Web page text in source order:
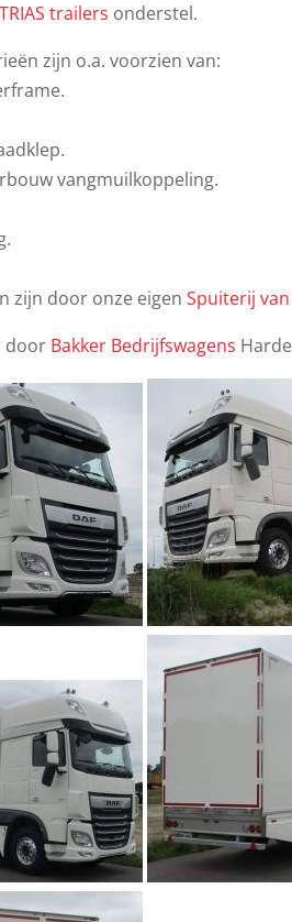
TRIAS trailers onderstel.
zijn o.a. voorzien van:
vangmuilkoppeling.
zijn door onze eigenSpuiterij
door Bakker Bedrijfswagens